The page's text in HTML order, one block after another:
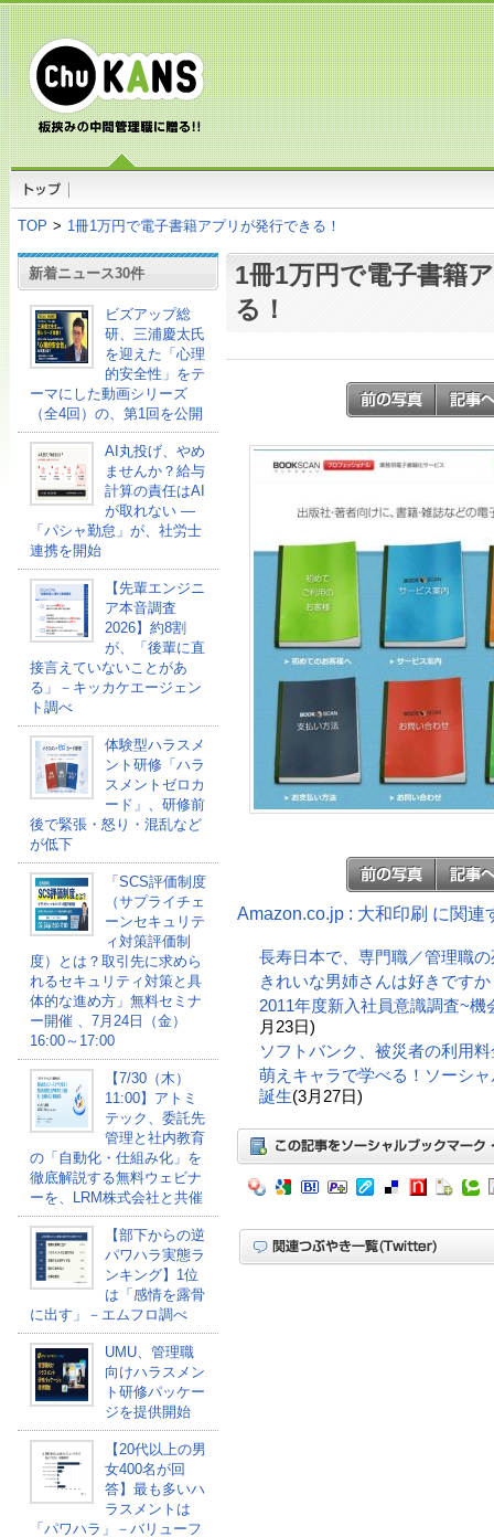
TOP > 1冊1万円で電子書籍アプリが発行できる！
新着ニュース30件
ビズアップ総
研、三浦慶太氏
を迎えた「心理
的安全性」をテ
ーマにした動画シリーズ
（全4回）の、第1回を公開
AI丸投げ、やめ
ませんか？給与
計算の責任はAI
が取れない ―
「パシャ勤怠」が、社労士
連携を開始
【先輩エンジニ
ア本音調査
2026】約8割
が、「後輩に直
接言えていないことがあ
る」－キッカケエージェン
ト調べ
体験型ハラスメ
ント研修「ハラ
スメントゼロカ
ード」、研修前
後で緊張・怒り・混乱など
が低下
「SCS評価制度
（サプライチェ
ーンセキュリテ
ィ対策評価制
度）とは？取引先に求めら
れるセキュリティ対策と具
体的な進め方」無料セミナ
ー開催 、7月24日（金）
16:00～17:00
【7/30（木）
11:00】アトミ
テック、委託先
管理と社内教育
の「自動化・仕組み化」を
徹底解説する無料ウェビナ
ーを、LRM株式会社と共催
【部下からの逆
パワハラ実態ラ
ンキング】1位
は「感情を露骨
に出す」－エムフロ調べ
UMU、管理職
向けハラスメン
ト研修パッケー
ジを提供開始
【20代以上の男
女400名が回
答】最も多いハ
ラスメントは
「パワハラ」－バリューフ
1冊1万円で電子書籍
る！
Amazon.co.jp : 大和印刷 に関連
長寿日本で、専門職／管理職
きれいな男姉さんは好きですか
2011年度新入社員意識調査~機
月23日)
ソフトバンク、被災者の利用
萌えキャラで学べる！ソーシ
誕生(3月27日)